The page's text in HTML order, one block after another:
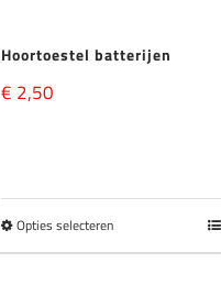
Hoortoestel batterijen
€ 2,50
Opties selecterenDit